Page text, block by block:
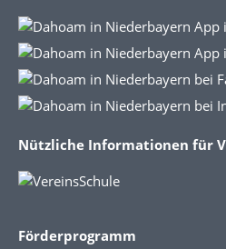
Nützliche Informationen für
Förderprogramm